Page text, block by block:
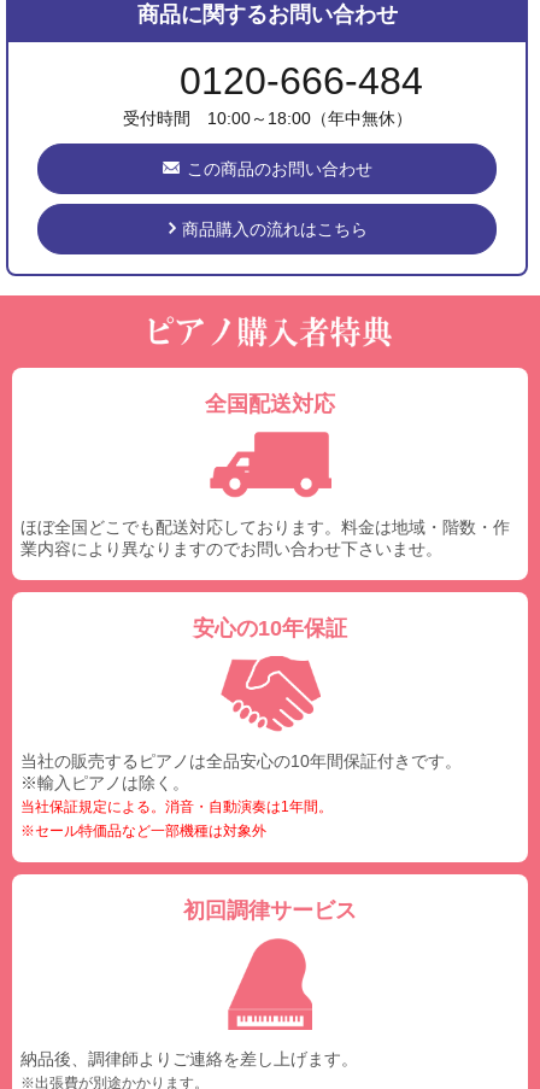
商品に関するお問い合わせ
0120-666-484
受付時間 10:00～18:00（年中無休）
この商品のお問い合わせ
商品購入の流れはこちら
全国配送対応
ほぼ全国どこでも配送対応しております。料金は地域・階数・作
業内容により異なりますのでお問い合わせ下さいませ。
安心の10年保証
当社の販売するピアノは全品安心の10年間保証付きです。
※輸入ピアノは除く。
当社保証規定による。消音・自動演奏は1年間。
※セール特価品など一部機種は対象外
初回調律サービス
納品後、調律師よりご連絡を差し上げます。
※出張費が別途かかります。